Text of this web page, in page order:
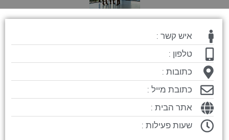
איש קשר :
טלפון :
כתובות :
כתובת מייל :
אתר הבית :
שעות פעילות :